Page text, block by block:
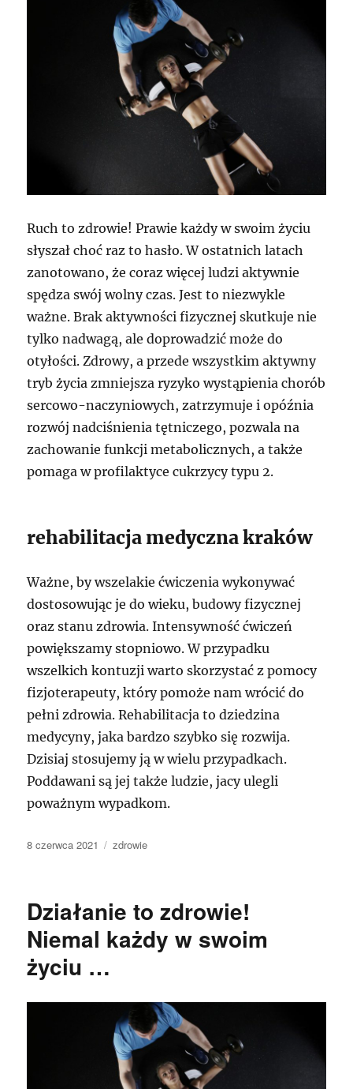
Ruch to zdrowie! Prawie każdy w swoim życiu
słyszał choć raz to hasło. W ostatnich latach
zanotowano, że coraz więcej ludzi aktywnie
spędza swój wolny czas. Jest to niezwykle
ważne. Brak aktywności fizycznej skutkuje nie
tylko nadwagą, ale doprowadzić może do
otyłości. Zdrowy, a przede wszystkim aktywny
tryb życia zmniejsza ryzyko wystąpienia chorób
sercowo-naczyniowych, zatrzymuje i opóźnia
rozwój nadciśnienia tętniczego, pozwala na
zachowanie funkcji metabolicznych, a także
pomaga w profilaktyce cukrzycy typu 2.
rehabilitacja medyczna kraków
Ważne, by wszelakie ćwiczenia wykonywać
dostosowując je do wieku, budowy fizycznej
oraz stanu zdrowia. Intensywność ćwiczeń
powiększamy stopniowo. W przypadku
wszelkich kontuzji warto skorzystać z pomocy
fizjoterapeuty, który pomoże nam wrócić do
pełni zdrowia. Rehabilitacja to dziedzina
medycyny, jaka bardzo szybko się rozwija.
Dzisiaj stosujemy ją w wielu przypadkach.
Poddawani są jej także ludzie, jacy ulegli
poważnym wypadkom.
Data
8 czerwca 2021 Kategorie
zdrowie
Działanie to zdrowie!
Niemal każdy w swoim
życiu …